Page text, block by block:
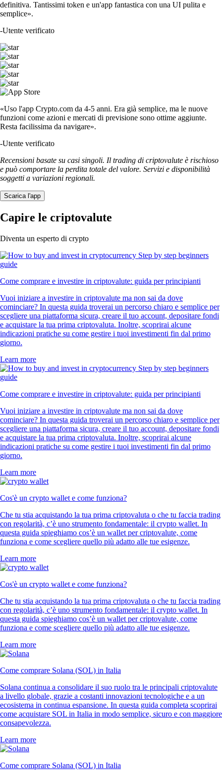
definitiva. Tantissimi token e un'app fantastica con una UI pulita e
semplice».
-Utente verificato
«Uso l'app Crypto.com da 4-5 anni. Era già semplice, ma le nuove
funzioni come azioni e mercati di previsione sono ottime aggiunte.
Resta facilissima da navigare».
-Utente verificato
Recensioni basate su casi singoli. Il trading di criptovalute è rischioso
e può comportare la perdita totale del valore. Servizi e disponibilità
soggetti a variazioni regionali.
Scarica l'app
Capire le criptovalute
Diventa un esperto di crypto
Come comprare e investire in criptovalute: guida per principianti
Vuoi iniziare a investire in criptovalute ma non sai da dove
cominciare? In questa guida troverai un percorso chiaro e semplice per
scegliere una piattaforma sicura, creare il tuo account, depositare fondi
e acquistare la tua prima criptovaluta. Inoltre, scoprirai alcune
indicazioni pratiche su come gestire i tuoi investimenti fin dal primo
giorno.
Learn more
Come comprare e investire in criptovalute: guida per principianti
Vuoi iniziare a investire in criptovalute ma non sai da dove
cominciare? In questa guida troverai un percorso chiaro e semplice per
scegliere una piattaforma sicura, creare il tuo account, depositare fondi
e acquistare la tua prima criptovaluta. Inoltre, scoprirai alcune
indicazioni pratiche su come gestire i tuoi investimenti fin dal primo
giorno.
Learn more
Cos'è un crypto wallet e come funziona?
Che tu stia acquistando la tua prima criptovaluta o che tu faccia trading
con regolarità, c’è uno strumento fondamentale: il crypto wallet. In
questa guida spieghiamo cos’è un wallet per criptovalute, come
funziona e come scegliere quello più adatto alle tue esigenze.
Learn more
Cos'è un crypto wallet e come funziona?
Che tu stia acquistando la tua prima criptovaluta o che tu faccia trading
con regolarità, c’è uno strumento fondamentale: il crypto wallet. In
questa guida spieghiamo cos’è un wallet per criptovalute, come
funziona e come scegliere quello più adatto alle tue esigenze.
Learn more
Come comprare Solana (SOL) in Italia
Solana continua a consolidare il suo ruolo tra le principali criptovalute
a livello globale, grazie a costanti innovazioni tecnologiche e a un
ecosistema in continua espansione. In questa guida completa scoprirai
come acquistare SOL in Italia in modo semplice, sicuro e con maggiore
consapevolezza.
Learn more
Come comprare Solana (SOL) in Italia